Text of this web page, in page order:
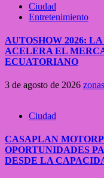
Ciudad
Entretenimiento
AUTOSHOW 2026:
ACELERA EL
ECUATORIANO
3 de agosto de 2026
Ciudad
CASAPLAN
OPORTUNIDADES
DESDE LA